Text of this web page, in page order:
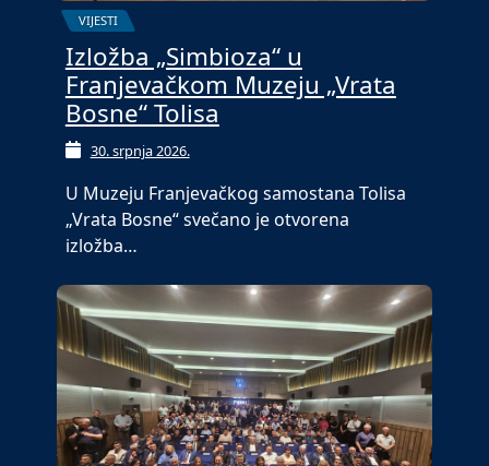
VIJESTI
Izložba „Simbioza“ u
Franjevačkom Muzeju „Vrata
Bosne“ Tolisa
30. srpnja 2026.
U Muzeju Franjevačkog samostana Tolisa
„Vrata Bosne“ svečano je otvorena
izložba…